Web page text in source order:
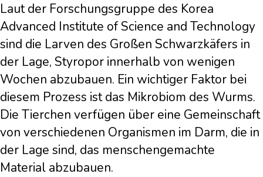
Laut der Forschungsgruppe des Korea
Advanced Institute of Science and Technology
sind die Larven des Großen Schwarzkäfers in
der Lage, Styropor innerhalb von wenigen
Wochen abzubauen. Ein wichtiger Faktor bei
diesem Prozess ist das Mikrobiom des Wurms.
Die Tierchen verfügen über eine Gemeinschaft
von verschiedenen Organismen im Darm, die in
der Lage sind, das menschengemachte
Material abzubauen.